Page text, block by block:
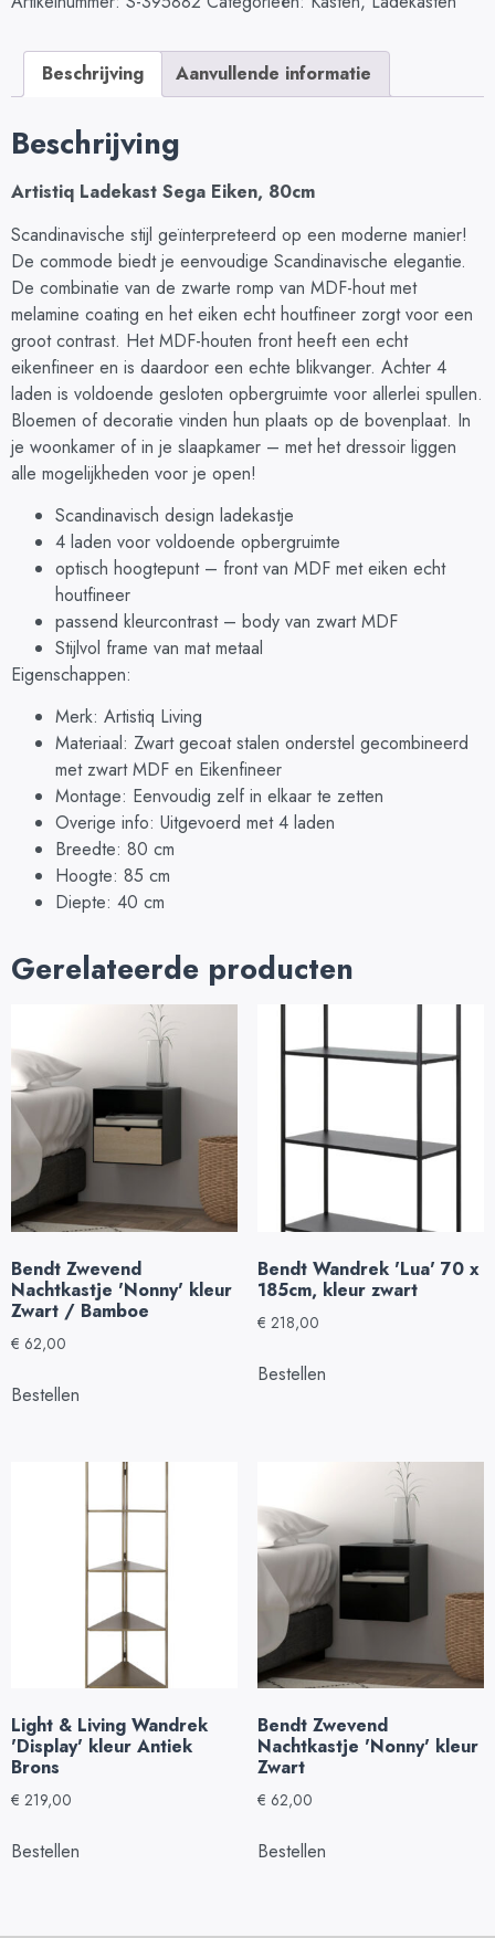
Beschrijving Aanvullende informatie
Beschrijving
Artistiq Ladekast Sega Eiken, 80cm
Scandinavische stijl geïnterpreteerd op een moderne manier!
De commode biedt je eenvoudige Scandinavische elegantie.
De combinatie van de zwarte romp van MDF-hout met
melamine coating en het eiken echt houtfineer zorgt voor een
groot contrast. Het MDF-houten front heeft een echt
eikenfineer en is daardoor een echte blikvanger. Achter 4
laden is voldoende gesloten opbergruimte voor allerlei spullen.
Bloemen of decoratie vinden hun plaats op de bovenplaat. In
je woonkamer of in je slaapkamer – met het dressoir liggen
alle mogelijkheden voor je open!
Scandinavisch design ladekastje
4 laden voor voldoende opbergruimte
optisch hoogtepunt – front van MDF met eiken echt
houtfineer
passend kleurcontrast – body van zwart MDF
Stijlvol frame van mat metaal
Eigenschappen:
Merk: Artistiq Living
Materiaal: Zwart gecoat stalen onderstel gecombineerd
met zwart MDF en Eikenfineer
Montage: Eenvoudig zelf in elkaar te zetten
Overige info: Uitgevoerd met 4 laden
Breedte: 80 cm
Hoogte: 85 cm
Diepte: 40 cm
Gerelateerde producten
Bendt Zwevend
Nachtkastje 'Nonny' kleur
Zwart / Bamboe
€ 62,00
Bestellen
Bendt Wandrek 'Lua' 70 x
185cm, kleur zwart
€ 218,00
Bestellen
Light & Living Wandrek
'Display' kleur Antiek
Brons
€ 219,00
Bestellen
Bendt Zwevend
Nachtkastje 'Nonny' kleur
Zwart
€ 62,00
Bestellen